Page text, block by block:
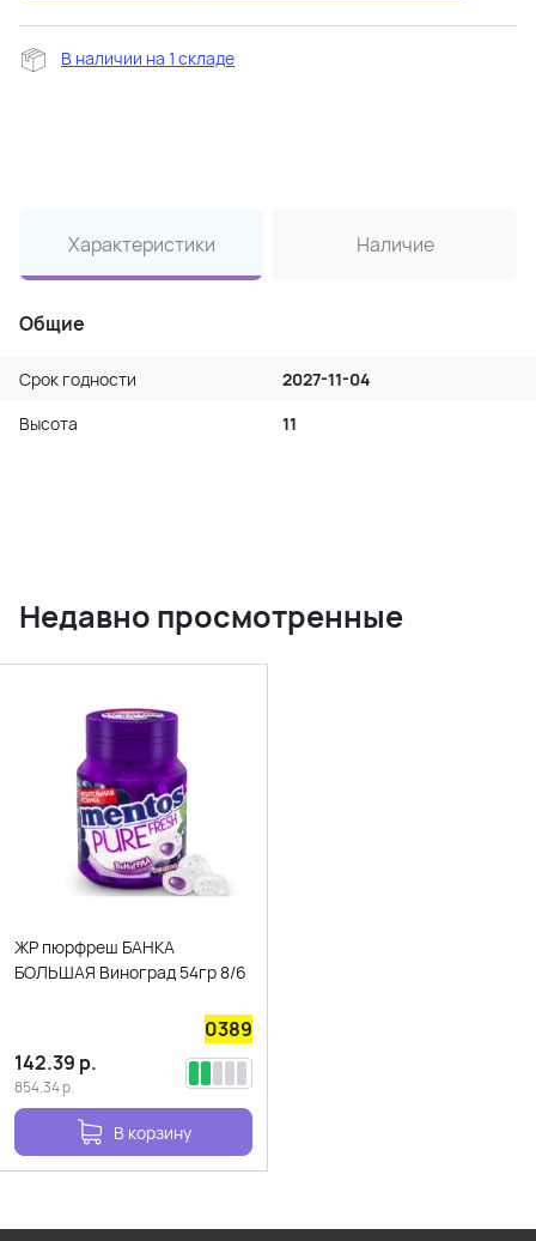
В наличии на 1 складе
Характеристики Наличие
Общие
Срок годности
2027-11-04
Высота
11
Недавно просмотренные
ЖР пюрфреш БАНКА
БОЛЬШАЯ Виноград 54гр 8/6
0389
142.39 р.
854.34р.
В корзину